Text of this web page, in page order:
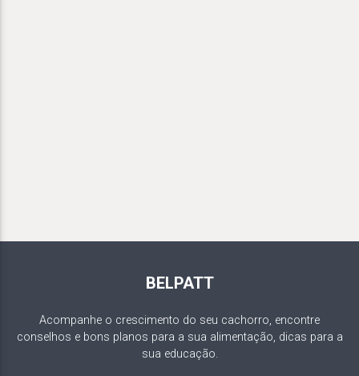
BELPATT
Acompanhe o crescimento do seu cachorro, encontre
conselhos e bons planos para a sua alimentação, dicas para a
sua educação.